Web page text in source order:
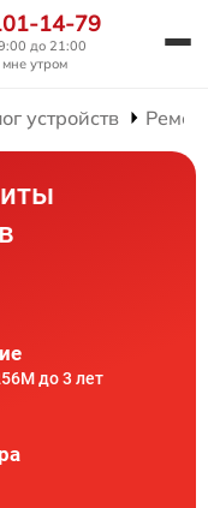
14-79
до 21:00
мне утром
устройств
до 3 лет